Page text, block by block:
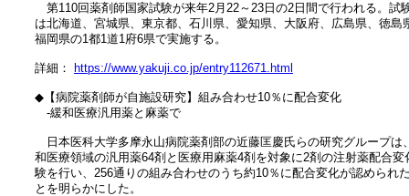
第110回薬剤師国家試験が来年2月22～23日の2日間で行われる。試
は北海道、宮城県、東京都、石川県、愛知県、大阪府、広島県、徳島
福岡県の1都1道1府6県で実施する。
詳細： https://www.yakuji.co.jp/entry112671.html
◆【病院薬剤師が自施設研究】組み合わせ10％に配合変化
‐緩和医療汎用薬と麻薬で
日本医科大学多摩永山病院薬剤部の近藤匡慶氏らの研究グループは
和医療領域の汎用薬64剤と医療用麻薬4剤を対象に2剤の注射薬配合変
験を行い、256通りの組み合わせのうち約10％に配合変化が認められ
とを明らかにした。